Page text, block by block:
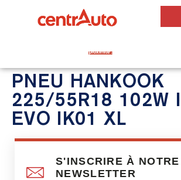
PNEU HANKOOK
225/55R18 102W
EVO IK01 XL
S'INSCRIRE À NOTRE
NEWSLETTER